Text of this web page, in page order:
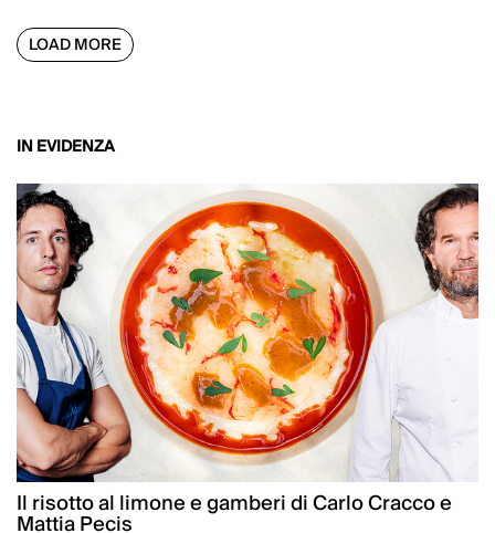
LOAD MORE
IN EVIDENZA
Il risotto al limone e gamberi di Carlo Cracco e
Mattia Pecis